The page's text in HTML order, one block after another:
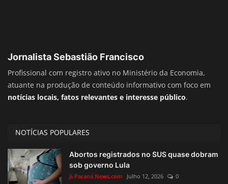
Jornalista Sebastião Francisco
Profissional com registro ativo no Ministério da Economia,
atuante na produção de conteúdo informativo com foco em
notícias locais, fatos relevantes e interesse público.
NOTÍCIAS POPULARES
Abortos registrados no SUS quase dobram
sob governo Lula
Ji-Paraná News.com Julho 12, 2026 0